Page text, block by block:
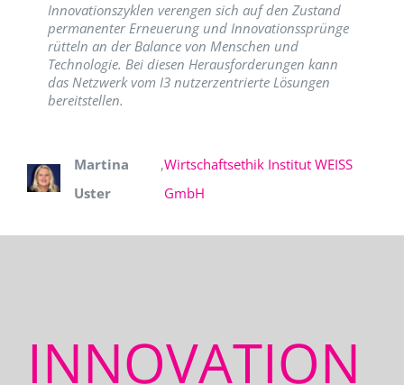
Innovationszyklen verengen sich auf den Zustand
permanenter Erneuerung und Innovationssprünge
rütteln an der Balance von Menschen und
Technologie. Bei diesen Herausforderungen kann
das Netzwerk vom I3 nutzerzentrierte Lösungen
bereitstellen.
Martina
Uster
,Wirtschaftsethik Institut WEISS
GmbH
INNOVATION